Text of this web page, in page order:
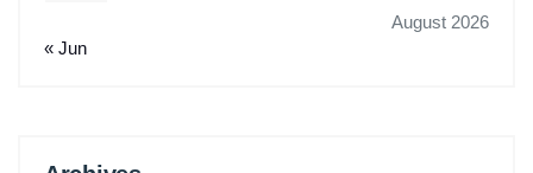
August 2026
« Jun